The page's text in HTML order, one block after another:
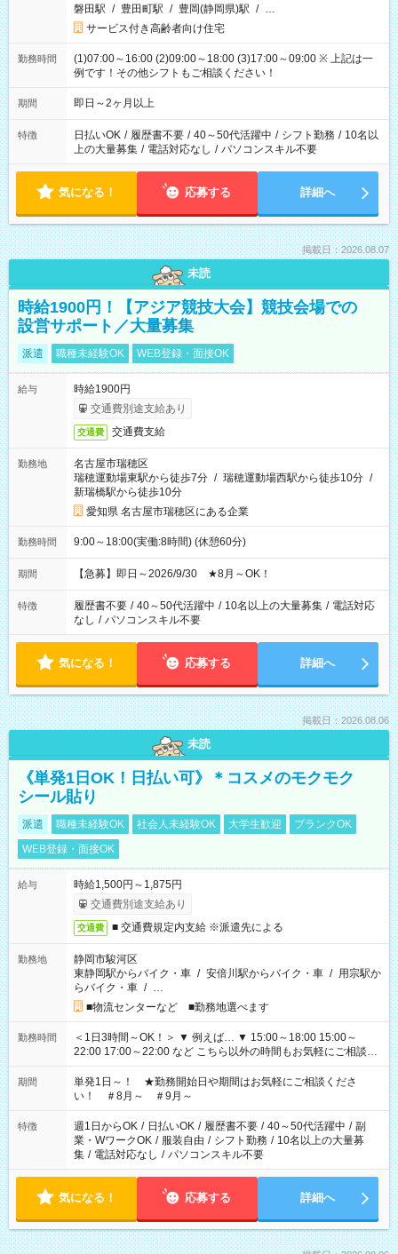
磐田駅 / 豊田町駅 / 豊岡(静岡県)駅 / …
サービス付き高齢者向け住宅
勤務時間
(1)07:00～16:00 (2)09:00～18:00 (3)17:00～09:00 ※ 上記は一
例です！その他シフトもご相談ください！
期間 即日～2ヶ月以上
特徴 日払いOK / 履歴書不要 / 40～50代活躍中 / シフト勤務 / 10名以
上の大量募集 / 電話対応なし / パソコンスキル不要
気になる！ 応募する 詳細へ
掲載日：2026.08.07
未読
時給1900円！【アジア競技大会】競技会場での
設営サポート／大量募集
派遣 職種未経験OK WEB登録・面接OK
給与
時給1900円
交通費別途支給あり
交通費 交通費支給
勤務地
名古屋市瑞穂区
瑞穂運動場東駅から徒歩7分 / 瑞穂運動場西駅から徒歩10分 /
新瑞橋駅から徒歩10分
愛知県 名古屋市瑞穂区にある企業
勤務時間 9:00～18:00(実働:8時間) (休憩60分)
期間 【急募】即日～2026/9/30 ★8月～OK！
特徴 履歴書不要 / 40～50代活躍中 / 10名以上の大量募集 / 電話対応
なし / パソコンスキル不要
気になる！ 応募する 詳細へ
掲載日：2026.08.06
未読
《単発1日OK！日払い可》＊コスメのモクモク
シール貼り
派遣 職種未経験OK 社会人未経験OK 大学生歓迎
ブランクOK
WEB登録・面接OK
給与
時給1,500円～1,875円
交通費別途支給あり
交通費 ■ 交通費規定内支給 ※派遣先による
勤務地
静岡市駿河区
東静岡駅からバイク・車 / 安倍川駅からバイク・車 / 用宗駅か
らバイク・車 / …
■物流センターなど ■勤務地選べます
勤務時間
＜1日3時間～OK！＞ ▼ 例えば… ▼ 15:00～18:00 15:00～
22:00 17:00～22:00 など こちら以外の時間もお気軽にご相談く
ださい！
期間
単発1日～！ ★勤務開始日や期間はお気軽にご相談くださ
い！ ＃8月～ ＃9月～
特徴 週1日からOK / 日払いOK / 履歴書不要 / 40～50代活躍中 / 副
業・WワークOK / 服装自由 / シフト勤務 / 10名以上の大量募
集 / 電話対応なし / パソコンスキル不要
気になる！ 応募する 詳細へ